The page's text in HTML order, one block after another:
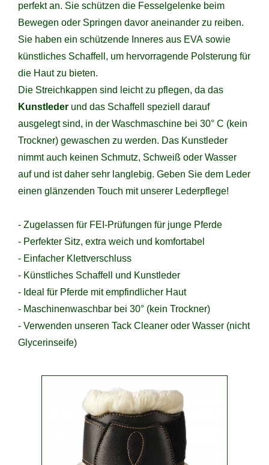
perfekt an. Sie schützen die Fesselgelenke beim
Bewegen oder Springen davor aneinander zu reiben.
Sie haben ein schützende Inneres aus EVA sowie
künstliches Schaffell, um hervorragende Polsterung für
die Haut zu bieten.
Die Streichkappen sind leicht zu pflegen, da das
Kunstleder und das Schaffell speziell darauf
ausgelegt sind, in der Waschmaschine bei 30° C (kein
Trockner) gewaschen zu werden. Das Kunstleder
nimmt auch keinen Schmutz, Schweiß oder Wasser
auf und ist daher sehr langlebig. Geben Sie dem Leder
einen glänzenden Touch mit unserer Lederpflege!
- Zugelassen für FEI-Prüfungen für junge Pferde
- Perfekter Sitz, extra weich und komfortabel
- Einfacher Klettverschluss
- Künstliches Schaffell und Kunstleder
- Ideal für Pferde mit empfindlicher Haut
- Maschinenwaschbar bei 30° (kein Trockner)
- Verwenden unseren Tack Cleaner oder Wasser (nicht
Glycerinseife)